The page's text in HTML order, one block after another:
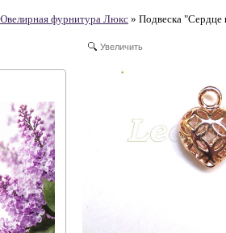
фyрнитyра Люкс » Подвеска "Сердце
Увеличить